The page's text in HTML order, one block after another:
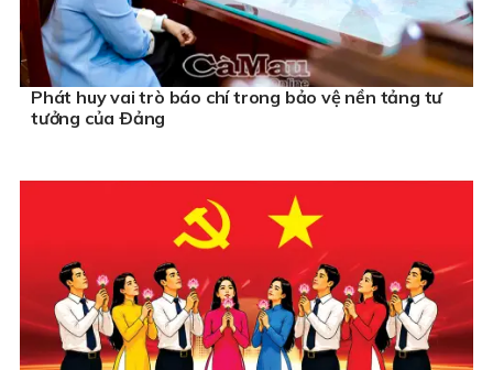
Phát huy vai trò báo chí trong bảo vệ nền tảng tư
tưởng của Ðảng